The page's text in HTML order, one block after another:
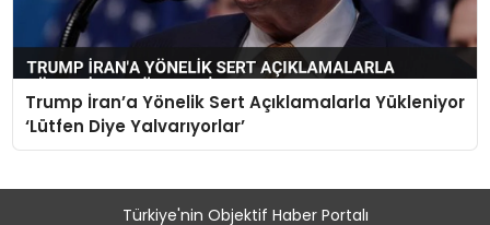
Trump İran’a Yönelik Sert Açıklamalarla Yükleniyor
‘Lütfen Diye Yalvarıyorlar’
Türkiye'nin Objektif Haber Portalı